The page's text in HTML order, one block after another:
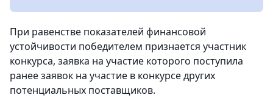
При равенстве показателей финансовой
устойчивости победителем признается участник
конкурса, заявка на участие которого поступила
ранее заявок на участие в конкурсе других
потенциальных поставщиков.